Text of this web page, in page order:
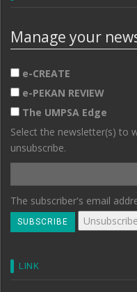
Manage your
e-CREATE
e-PEKAN REVIEW
The UMPSA Edge
Select the newsletter(s) to
unsubscribe.
The subscriber's email
LINK